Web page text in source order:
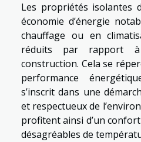
Les propriétés isolantes
économie d’énergie
chauffage ou en
réduits par rapport
construction. Cela se
performance
s’inscrit dans une
et respectueux de
profitent ainsi d’un
désagréables de